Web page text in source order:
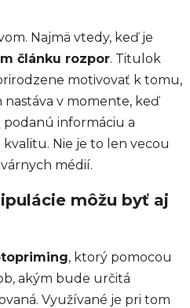
Najmä vtedy, keď je
článku rozpor. Titulok
motivovať k tomu,
nastáva v momente, keď
podanú informáciu a
Nie je to len vecou
médií.
môžu byť aj
, ktorý pomocou
akým bude určitá
Využívané je pri tom